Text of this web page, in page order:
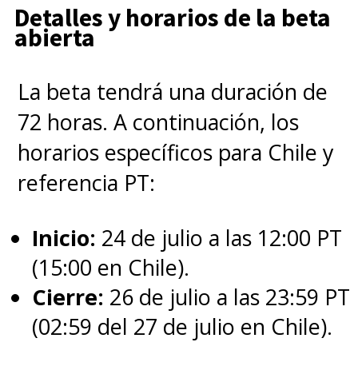
Detalles y horarios de la beta
abierta
La beta tendrá una duración de
72 horas. A continuación, los
horarios específicos para Chile y
referencia PT:
Inicio: 24 de julio a las 12:00 PT
(15:00 en Chile).
Cierre: 26 de julio a las 23:59 PT
(02:59 del 27 de julio en Chile).